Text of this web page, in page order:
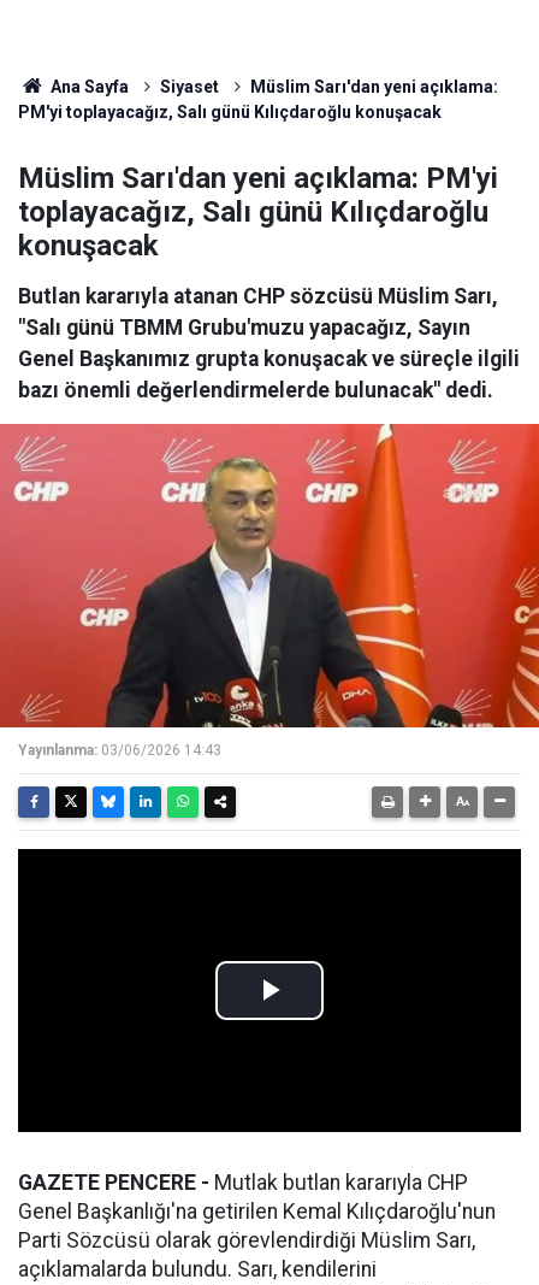
Ana Sayfa Siyaset
Müslim Sarı'dan yeni açıklama:
PM'yi toplayacağız, Salı günü Kılıçdaroğlu konuşacak
Müslim Sarı'dan yeni açıklama: PM'yi
toplayacağız, Salı günü Kılıçdaroğlu
konuşacak
Butlan kararıyla atanan CHP sözcüsü Müslim Sarı,
"Salı günü TBMM Grubu'muzu yapacağız, Sayın
Genel Başkanımız grupta konuşacak ve süreçle ilgili
bazı önemli değerlendirmelerde bulunacak" dedi.
Yayınlanma: 03/06/2026 14:43
GAZETE PENCERE - Mutlak butlan kararıyla CHP
Genel Başkanlığı'na getirilen Kemal Kılıçdaroğlu'nun
Parti Sözcüsü olarak görevlendirdiği Müslim Sarı,
açıklamalarda bulundu. Sarı, kendilerini